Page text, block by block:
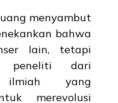
menyambut
bahwa
lain, tetapi
peneliti dari
ilmiah yang
merevolusi